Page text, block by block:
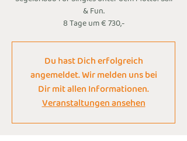
& Fun.
8 Tage um € 730,-
Du hast Dich erfolgreich
angemeldet. Wir melden uns bei
Dir mit allen Informationen.
Veranstaltungen ansehen